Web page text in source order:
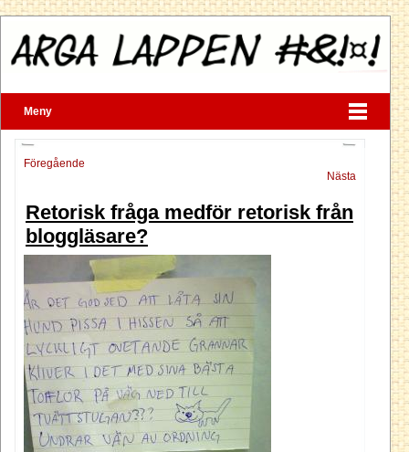
Meny
Föregående
Nästa
Retorisk fråga medför retorisk från
bloggläsare?